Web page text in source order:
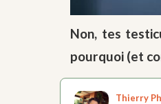
Non, tes
pourquoi (et
Thierry